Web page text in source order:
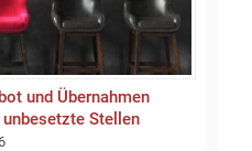
und Übernahmen
Stellen